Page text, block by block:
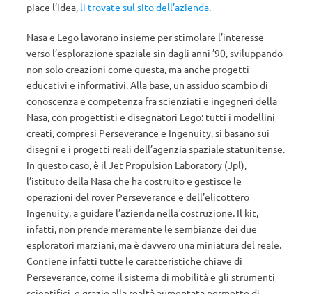
piace l’idea, li trovate sul sito dell’azienda.
Nasa e Lego lavorano insieme per stimolare l’interesse
verso l’esplorazione spaziale sin dagli anni ’90, sviluppando
non solo creazioni come questa, ma anche progetti
educativi e informativi. Alla base, un assiduo scambio di
conoscenza e competenza fra scienziati e ingegneri della
Nasa, con progettisti e disegnatori Lego: tutti i modellini
creati, compresi Perseverance e Ingenuity, si basano sui
disegni e i progetti reali dell’agenzia spaziale statunitense.
In questo caso, è il Jet Propulsion Laboratory (Jpl),
l’istituto della Nasa che ha costruito e gestisce le
operazioni del rover Perseverance e dell’elicottero
Ingenuity, a guidare l’azienda nella costruzione. Il kit,
infatti, non prende meramente le sembianze dei due
esploratori marziani, ma è davvero una miniatura del reale.
Contiene infatti tutte le caratteristiche chiave di
Perseverance, come il sistema di mobilità e gli strumenti